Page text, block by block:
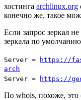
хостинга archlinux.org
конечно же, такое
Если запрос зеркал не
зеркала по
Server =
https://
arch
Server =
https://
По whois, похоже, это